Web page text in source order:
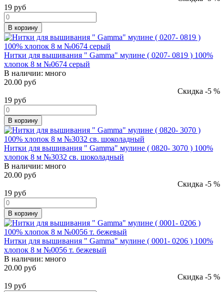
19 руб
В корзину
Нитки для вышивания " Gamma" мулине ( 0207- 0819 ) 100%
хлопок 8 м №0674 серый
В наличии: много
20.00 руб
Скидка -5 %
19 руб
В корзину
Нитки для вышивания " Gamma" мулине ( 0820- 3070 ) 100%
хлопок 8 м №3032 св. шоколадный
В наличии: много
20.00 руб
Скидка -5 %
19 руб
В корзину
Нитки для вышивания " Gamma" мулине ( 0001- 0206 ) 100%
хлопок 8 м №0056 т. бежевый
В наличии: много
20.00 руб
Скидка -5 %
19 руб